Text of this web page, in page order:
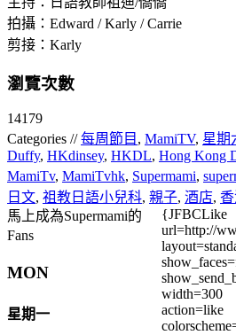
拍攝：Edward / Karly / Carrie
剪接：Karly
瀏覽次數
14179
Categories //每周節目 , MamiTV, 星期
Duffy, HKdinsey, HKDL, Hong Kong
MamiTv, MamiTvhk, Supermami,
日文, 祖教日語小兒科, 親子, 酒店,
馬上成為Supermami的
Fans
{JFBCLike
url=http://
width=300
action=like
MON
星期一